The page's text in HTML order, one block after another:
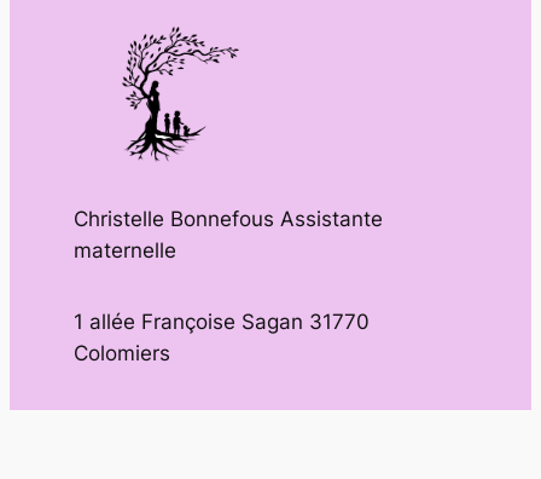
Christelle Bonnefous Assistante
maternelle
1 allée Françoise Sagan 31770
Colomiers